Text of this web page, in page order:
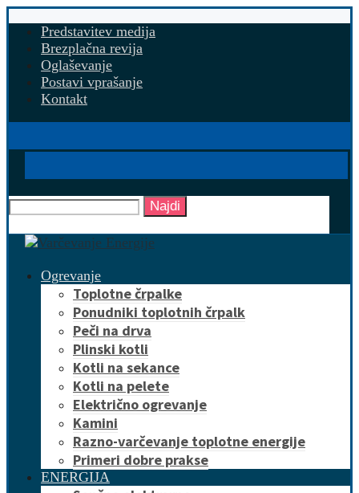
Predstavitev medija
Brezplačna revija
Oglaševanje
Postavi vprašanje
Kontakt
Najdi
Ogrevanje
Toplotne črpalke
Ponudniki toplotnih črpalk
Peči na drva
Plinski kotli
Kotli na sekance
Kotli na pelete
Električno ogrevanje
Kamini
Razno-varčevanje toplotne energije
Primeri dobre prakse
ENERGIJA